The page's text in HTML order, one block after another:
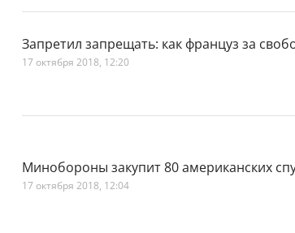
Запретил запрещать: как француз за
17 октября 2018, 12:20
Минобороны закупит 80 американских
17 октября 2018, 12:04